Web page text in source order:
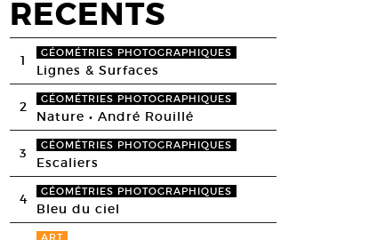
RECENTS
1 GÉOMÉTRIES PHOTOGRAPHIQUES
Lignes & Surfaces
2 GÉOMÉTRIES PHOTOGRAPHIQUES
Nature • André Rouillé
3 GÉOMÉTRIES PHOTOGRAPHIQUES
Escaliers
4 GÉOMÉTRIES PHOTOGRAPHIQUES
Bleu du ciel
ART